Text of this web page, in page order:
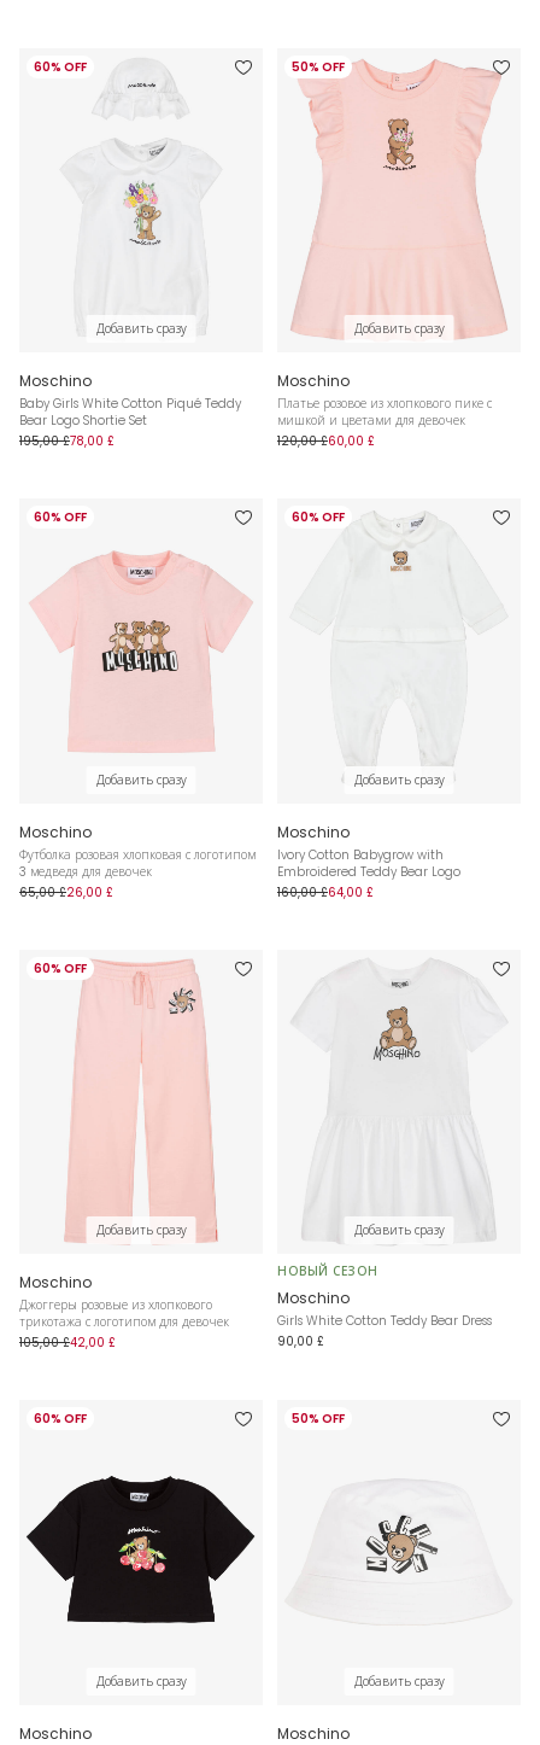
60% OFF
Добавить сразу
Moschino
Baby Girls White Cotton Piqué Teddy
Bear Logo Shortie Set
195,00 £78,00 £
50% OFF
Добавить сразу
Moschino
Платье розовое из хлопкового пике с
мишкой и цветами для девочек
120,00 £60,00 £
60% OFF
Добавить сразу
Moschino
Футболка розовая хлопковая с логотипом
3 медведя для девочек
65,00 £26,00 £
60% OFF
Добавить сразу
Moschino
Ivory Cotton Babygrow with
Embroidered Teddy Bear Logo
160,00 £64,00 £
60% OFF
Добавить сразу
Moschino
Джоггеры розовые из хлопкового
трикотажа с логотипом для девочек
105,00 £42,00 £
Добавить сразу
НОВЫЙ СЕЗОН
Moschino
Girls White Cotton Teddy Bear Dress
90,00 £
60% OFF
Добавить сразу
Moschino
50% OFF
Добавить сразу
Moschino